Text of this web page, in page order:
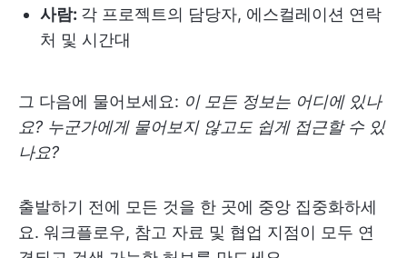
사람: 각 프로젝트의 담당자, 에스컬레이션 연락
처 및 시간대
그 다음에 물어보세요: 이 모든 정보는 어디에 있나
요? 누군가에게 물어보지 않고도 쉽게 접근할 수 있
나요?
출발하기 전에 모든 것을 한 곳에 중앙 집중화하세
요. 워크플로우, 참고 자료 및 협업 지점이 모두 연